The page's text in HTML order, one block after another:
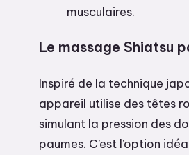
musculaires.
Le massage Shiatsu
Inspiré de la technique
appareil utilise des têtes
simulant la pression des
paumes. C’est l’option